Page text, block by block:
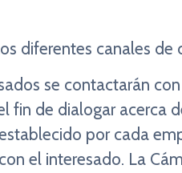
diferentes canales de
se contactarán
fin de dialogar acerca
por cada
el interesado. La